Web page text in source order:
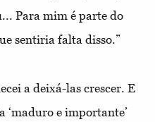
Para mim é parte do
sentiria falta disso.”
a deixá-las crescer. E
‘maduro e importante’